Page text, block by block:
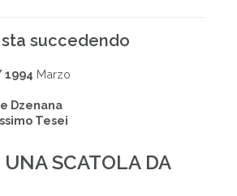
succedendo
1994 Marzo
Dzenana
Tesei
UNA SCATOLA DA